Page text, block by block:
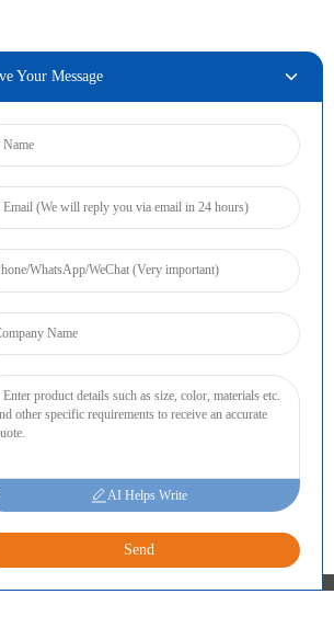
कॉपीराइट © २०२४ सर्व हक्क राखीव.
Your Message
AI Helps Write
Send